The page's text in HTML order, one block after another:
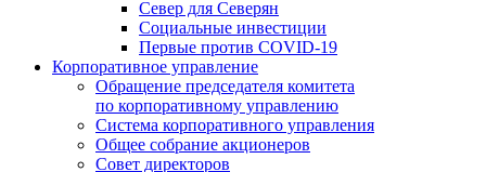
Север для Северян
Социальные инвестиции
Первые против COVID‑19
Корпоративное управление
Обращение председателя комитета
по корпоративному управлению
Система корпоративного управления
Общее собрание акционеров
Совет директоров